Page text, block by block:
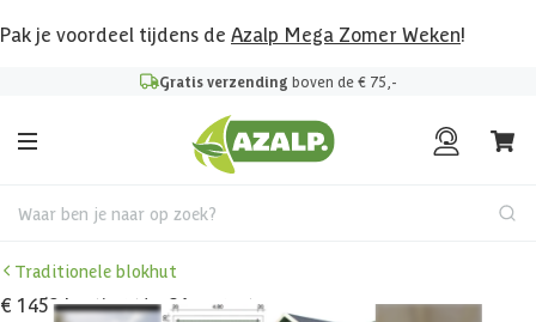
Pak je voordeel tijdens de Azalp Mega Zomer Weken!
Gratis verzending boven de € 75,-
Waar ben je naar op zoek?
Traditionele blokhut
€ 1452 korting t/m 31 augustus